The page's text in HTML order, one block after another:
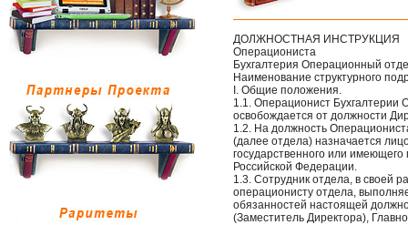
ДОЛЖНОСТНАЯ ИНСТРУКЦИЯ
Операциониста
Бухгалтерия Операционный
Наименование структурного
I. Общие положения.
1.1. Операционист Бухгалтерии
освобождается от должности
1.2. На должность
(далее отдела) назначается
государственного или
Российской Федерации.
1.3. Сотрудник отдела, в своей
операционисту отдела,
обязанностей настоящей
(Заместитель Директора),